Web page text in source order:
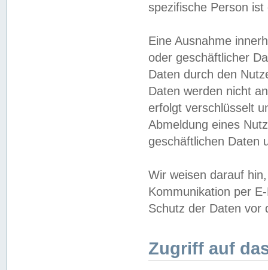
spezifische Person
Eine Ausnahme
oder geschäftlicher
Daten durch den
Daten werden nicht
erfolgt verschlüsselt
Abmeldung eines
geschäftlichen Daten
Wir weisen darauf
Kommunikation per
Schutz der Daten vor
Zugriff auf